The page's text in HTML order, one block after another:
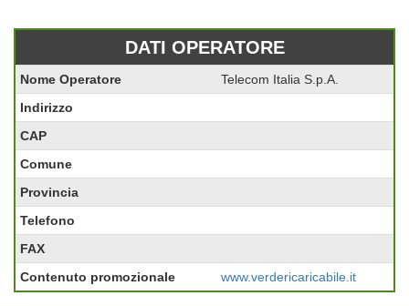
DATI OPERATORE
Nome Operatore
Telecom Italia S.p.A.
Indirizzo
CAP
Comune
Provincia
Telefono
FAX
Contenuto promozionale
www.verdericaricabile.it